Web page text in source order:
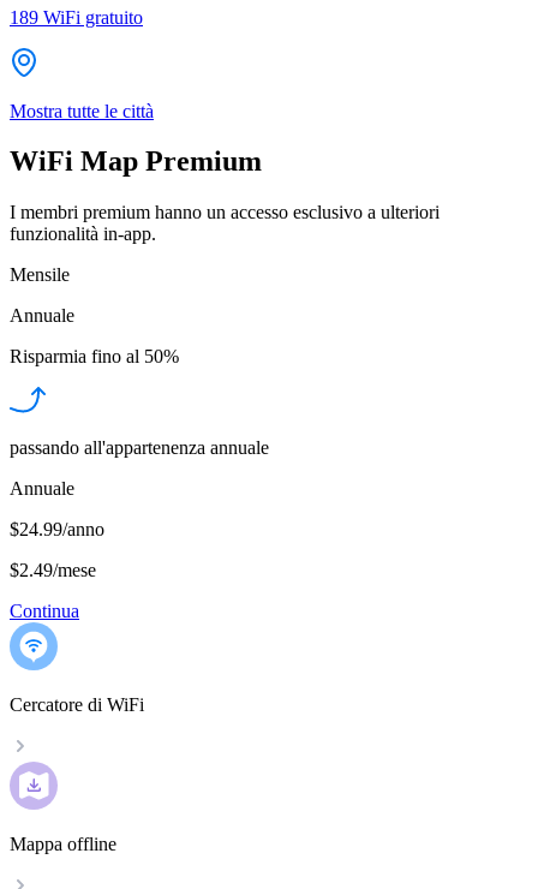
189 WiFi gratuito
Mostra tutte le città
WiFi Map Premium
I membri premium hanno un accesso esclusivo a ulteriori
funzionalità in-app.
Mensile
Annuale
Risparmia fino al 50%
passando all'appartenenza annuale
Annuale
$24.99/anno
$2.49/mese
Continua
Cercatore di WiFi
Mappa offline